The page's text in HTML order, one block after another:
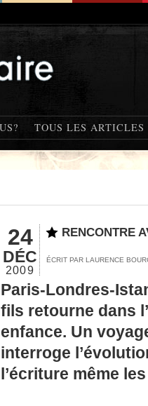
TOUS LES ARTICLES
24
DÉC
2009
RENCONTRE
ÉCRIT PAR LAURENCE
Paris-Londres-
fils retourne dans
enfance. Un
interroge
l’écriture même